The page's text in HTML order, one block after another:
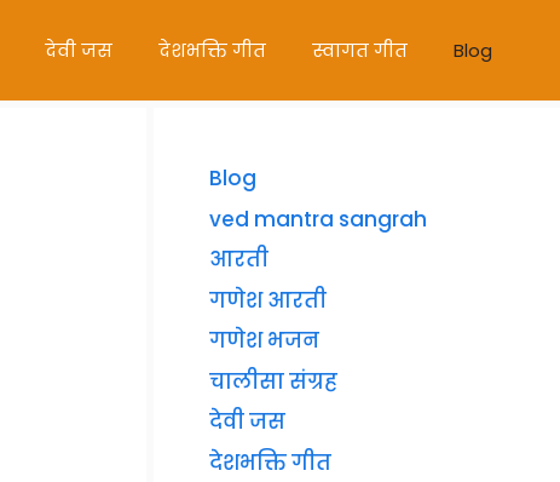
देवी जस देशभक्ति गीत स्वागत गीत Blog
Blog
ved mantra sangrah
आरती
गणेश आरती
गणेश भजन
चालीसा संग्रह
देवी जस
देशभक्ति गीत